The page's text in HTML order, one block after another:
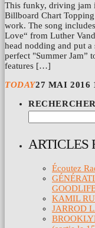
This funky, driving jam
Billboard Chart
work. The song
Love“ from Luther
head nodding and put
perfect "Summer Jam”
features […]
TODAY27 MAI 2016
RECHERCHER
ARTICLES
Écoutez
KAMIL
JARROD